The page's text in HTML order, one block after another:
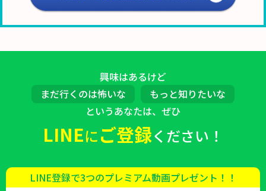
興味はあるけど
まだ行くのは怖いな
もっと知りたいな
というあなたは、ぜひ
LINEにご登録ください！
LINE登録で3つのプレミアム動画プレゼント！！